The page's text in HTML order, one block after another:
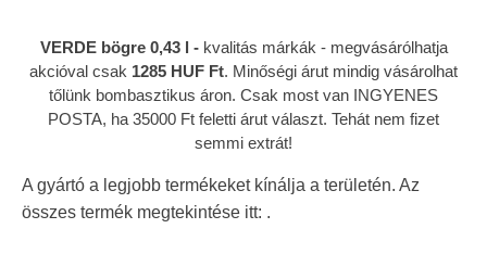
VERDE bögre 0,43 l -kvalitás márkák - megvásárólhatja
akcióval csak 1285 HUF Ft. Minőségi árut mindig vásárolhat
tőlünk bombasztikus áron. Csak most van INGYENES
POSTA, ha 35000 Ft feletti árut választ. Tehát nem fizet
semmi extrát!
A gyártó a legjobb termékeket kínálja a területén. Az
összes termék megtekintése itt: .